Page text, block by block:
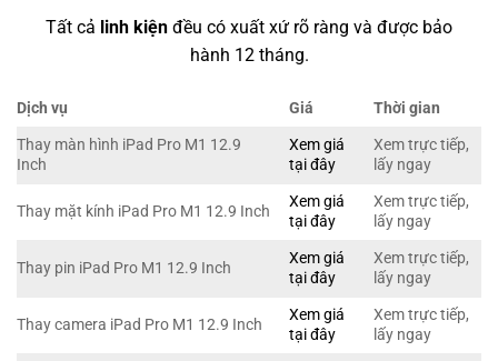
Tất cả linh kiện đều có xuất xứ rõ ràng và được bảo
hành 12 tháng.
Dịch vụ Giá
Thời gian
Thay màn hình iPad Pro M1 12.9
Inch
Xem giá
tại đây
Xem trực tiếp,
lấy ngay
Thay mặt kính iPad Pro M1 12.9 Inch
Xem giá
tại đây
Xem trực tiếp,
lấy ngay
Thay pin iPad Pro M1 12.9 Inch
Xem giá
tại đây
Xem trực tiếp,
lấy ngay
Thay camera iPad Pro M1 12.9 Inch
Xem giá
tại đây
Xem trực tiếp,
lấy ngay